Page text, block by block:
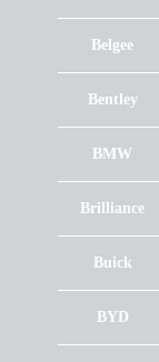
Belgee
Bentley
BMW
Brilliance
Buick
BYD